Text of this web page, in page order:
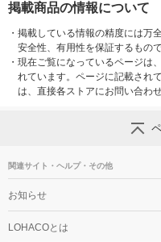
掲載商品の情報について
・ 掲載している情報の精度には万
安全性、有用性を保証するもの
・ 現在ご覧になっているページは
れています。ページに記載され
は、直接各ストアにお問い合わ
関連サイト・ヘルプ・その他
お知らせ
LOHACOとは